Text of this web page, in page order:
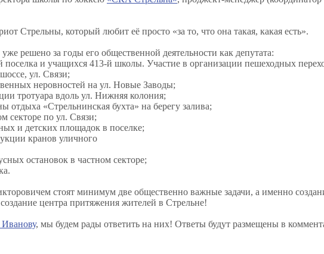
Стрельны, который любит её просто «за то, что она такая, какая есть».
решено за годы его общественной деятельности как депутата:
поселка и учащихся 413-й школы. Участие в организации пешеходных
ул. Связи;
неровностей на ул. Новые Заводы;
тротуара вдоль ул. Нижняя колония;
отдыха «Стрельнинская бухта» на берегу залива;
секторе по ул. Связи;
и детских площадок в поселке;
кранов уличного
остановок в частном секторе;
стоят минимум две общественно важные задачи, а именно
центра притяжения жителей в Стрельне!
, мы будем рады ответить на них! Ответы будут размещены в